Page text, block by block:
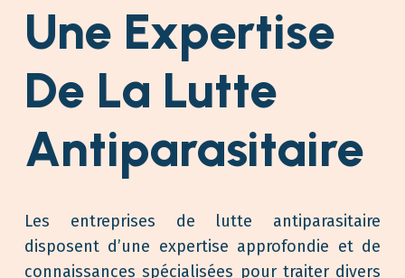
Une Expertise
De La Lutte
Antiparasitaire
Les entreprises de lutte antiparasitaire
disposent d’une expertise approfondie et de
connaissances spécialisées pour traiter divers